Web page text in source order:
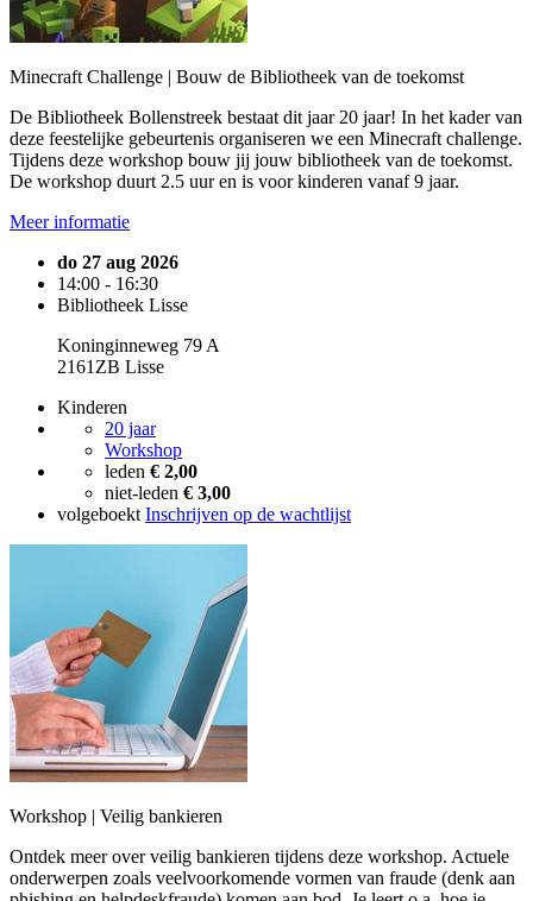
Minecraft Challenge | Bouw de Bibliotheek van de toekomst
De Bibliotheek Bollenstreek bestaat dit jaar 20 jaar! In het kader van
deze feestelijke gebeurtenis organiseren we een Minecraft challenge.
Tijdens deze workshop bouw jij jouw bibliotheek van de toekomst.
De workshop duurt 2.5 uur en is voor kinderen vanaf 9 jaar.
Meer informatie
do 27 aug 2026
14:00 - 16:30
Bibliotheek Lisse
Koninginneweg 79 A
2161ZB Lisse
Kinderen
20 jaar
Workshop
leden € 2,00
niet-leden € 3,00
volgeboekt Inschrijven op de wachtlijst
Workshop | Veilig bankieren
Ontdek meer over veilig bankieren tijdens deze workshop. Actuele
onderwerpen zoals veelvoorkomende vormen van fraude (denk aan